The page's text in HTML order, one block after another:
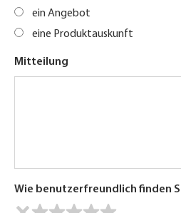
ein Angebot
eine Produktauskunft
Mitteilung
Wie benutzerfreundlich finden